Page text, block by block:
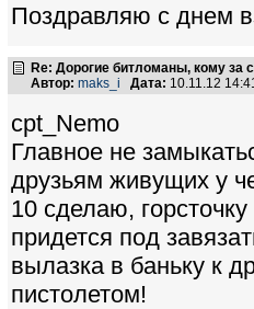
Поздравляю с днем
Re: Дорогие битломаны, кому за
Автор: maks_i Дата: 10.11.12
cpt_Nemo
Главное не
друзьям живущих у
10 сделаю,
придется под
вылазка в баньку к
пистолетом!